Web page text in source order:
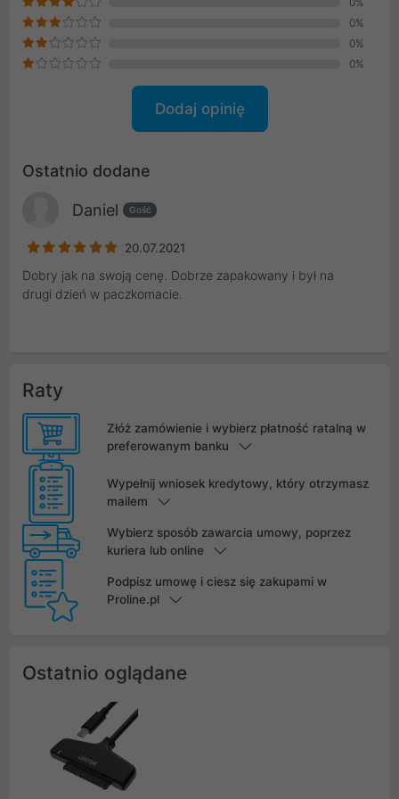
0%
0%
0%
Dodaj opinię
Ostatnio dodane
Daniel Gość
20.07.2021
Dobry jak na swoją cenę. Dobrze zapakowany i był na
drugi dzień w paczkomacie.
Raty
Złóż zamówienie i wybierz płatność ratalną w
preferowanym banku
Wypełnij wniosek kredytowy, który otrzymasz
mailem
Wybierz sposób zawarcia umowy, poprzez
kuriera lub online
Podpisz umowę i ciesz się zakupami w
Proline.pl
Ostatnio oglądane